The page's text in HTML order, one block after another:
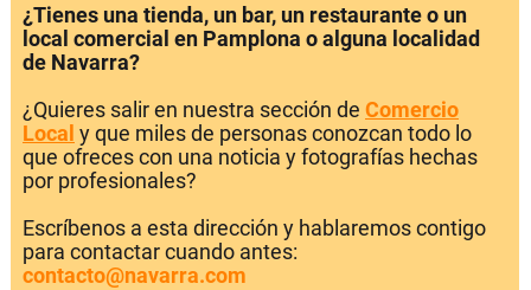
¿Tienes una tienda, un bar, un restaurante o un
local comercial en Pamplona o alguna localidad
de Navarra?
¿Quieres salir en nuestra sección de Comercio
Local y que miles de personas conozcan todo lo
que ofreces con una noticia y fotografías hechas
por profesionales?
Escríbenos a esta dirección y hablaremos contigo
para contactar cuando antes:
contacto@navarra.com